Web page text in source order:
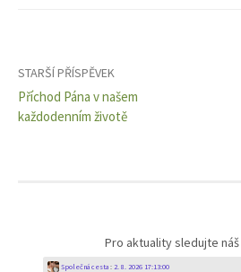
Navigace
pro
STARŠÍ PŘÍSPĚVEK
Příchod Pána v našem
každodenním životě
Pro aktuality sledujte náš
Společná cesta: 2. 8. 2026 17:13:00